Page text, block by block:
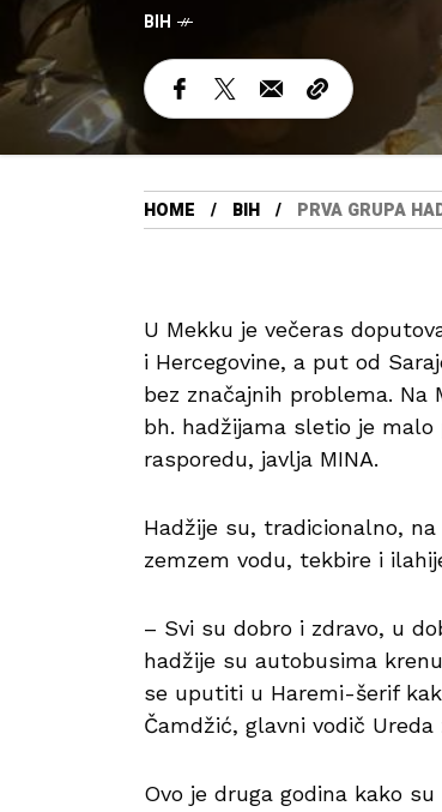
BIH
HOME BIH PRVA GRUPA
U Mekku je večeras
i Hercegovine, a put od
bez značajnih problema. Na
bh. hadžijama sletio je malo
rasporedu, javlja MINA.
Hadžije su, tradicionalno,
zemzem vodu, tekbire i
– Svi su dobro i zdravo, u
hadžije su autobusima
se uputiti u Haremi-šerif
Čamdžić, glavni vodič
Ovo je druga godina kako